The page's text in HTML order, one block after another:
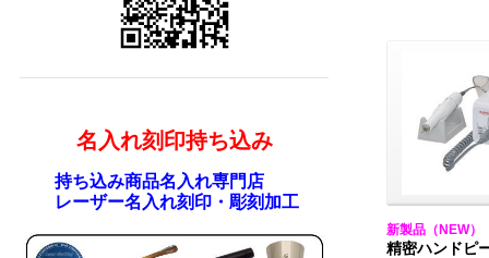
新製品（NEW）
精密ハンドピ
名入れ刻印持ち込み
持ち込み商品名入れ専門店
レーザー名入れ刻印・彫刻加工